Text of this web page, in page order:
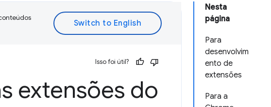
Nesta
página
Para
desenvolvim
ento de
extensões
Para a
Isso foi útil?
extensões do